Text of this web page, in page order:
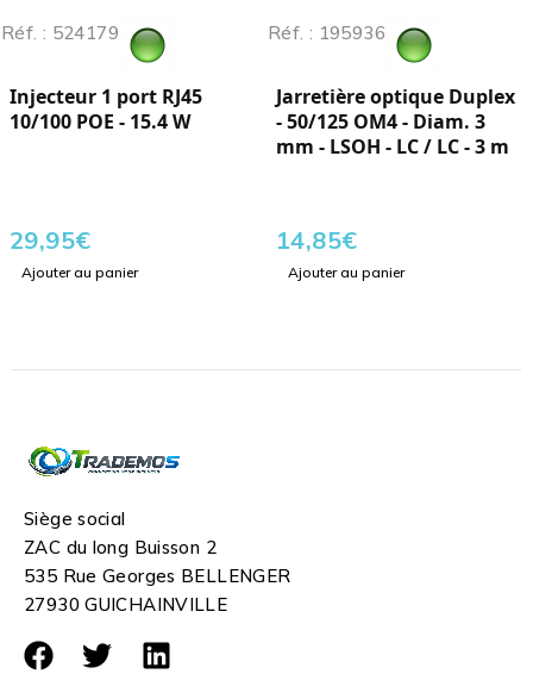
Réf. : 524179
Injecteur 1 port RJ45
10/100 POE - 15.4 W
29,95€
Ajouter au panier
Réf. : 195936
Jarretière optique Duplex
- 50/125 OM4 - Diam. 3
mm - LSOH - LC / LC - 3 m
14,85€
Ajouter au panier
Siège social
ZAC du long Buisson 2
535 Rue Georges BELLENGER
27930 GUICHAINVILLE